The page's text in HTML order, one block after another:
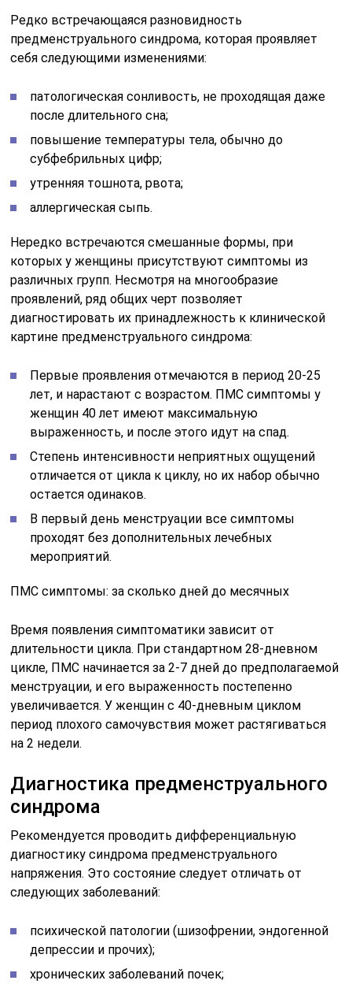
Редко встречающаяся разновидность
предменструального синдрома, которая проявляет
себя следующими изменениями:
патологическая сонливость, не проходящая даже
после длительного сна;
повышение температуры тела, обычно до
субфебрильных цифр;
утренняя тошнота, рвота;
аллергическая сыпь.
Нередко встречаются смешанные формы, при
которых у женщины присутствуют симптомы из
различных групп. Несмотря на многообразие
проявлений, ряд общих черт позволяет
диагностировать их принадлежность к клинической
картине предменструального синдрома:
Первые проявления отмечаются в период 20-25
лет, и нарастают с возрастом. ПМС симптомы у
женщин 40 лет имеют максимальную
выраженность, и после этого идут на спад.
Степень интенсивности неприятных ощущений
отличается от цикла к циклу, но их набор обычно
остается одинаков.
В первый день менструации все симптомы
проходят без дополнительных лечебных
мероприятий.
ПМС симптомы: за сколько дней до месячных
Время появления симптоматики зависит от
длительности цикла. При стандартном 28-дневном
цикле, ПМС начинается за 2-7 дней до предполагаемой
менструации, и его выраженность постепенно
увеличивается. У женщин с 40-дневным циклом
период плохого самочувствия может растягиваться
на 2 недели.
Диагностика предменструального
синдрома
Рекомендуется проводить дифференциальную
диагностику синдрома предменструального
напряжения. Это состояние следует отличать от
следующих заболеваний:
психической патологии (шизофрении, эндогенной
депрессии и прочих);
хронических заболеваний почек;